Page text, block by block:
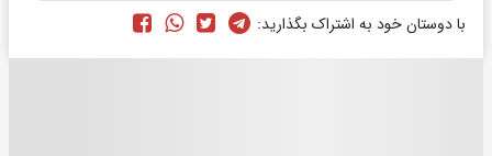
با دوستان خود به اشتراک بگذارید: